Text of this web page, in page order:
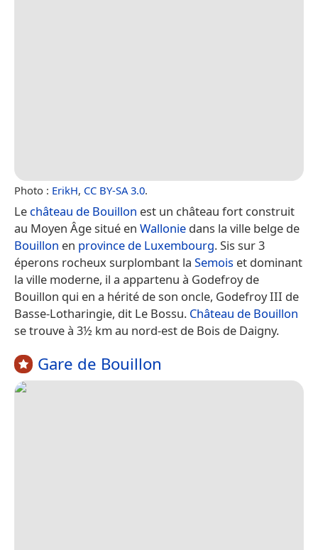
Photo : ErikH, CC BY-SA 3.0.
Le château de Bouillon est un château fort construit
au Moyen Âge situé en Wallonie dans la ville belge de
Bouillon en province de Luxembourg. Sis sur 3
éperons rocheux surplombant la Semois et dominant
la ville moderne, il a appartenu à Godefroy de
Bouillon qui en a hérité de son oncle, Godefroy III de
Basse-Lotharingie, dit Le Bossu. Château de Bouillon
se trouve à 3½ km au nord-est de Bois de Daigny.
Gare de Bouillon